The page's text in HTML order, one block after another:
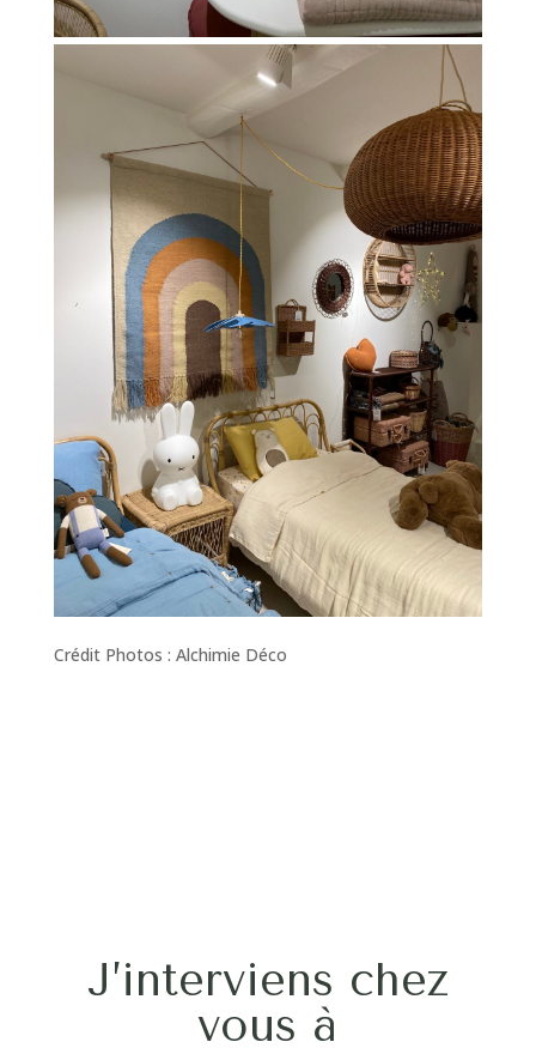
Crédit Photos : Alchimie Déco
J’interviens chez
vous à